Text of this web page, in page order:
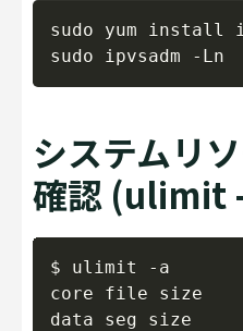
sudo yum install
システムリ
確認 (ulimit
$ ulimit -a
core file size
data seg size